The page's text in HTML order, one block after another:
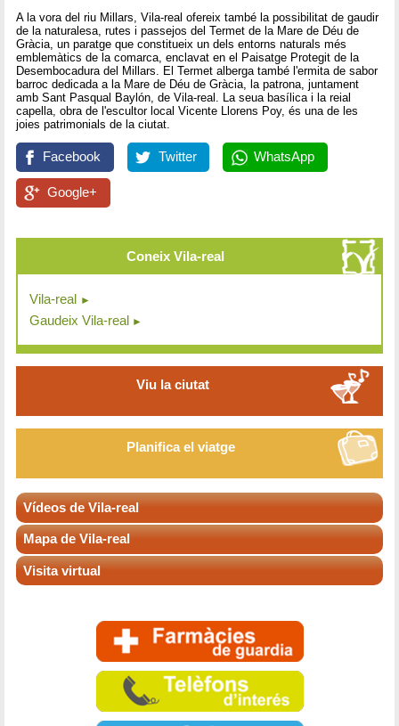
A la vora del riu Millars, Vila-real ofereix també la possibilitat de gaudir
de la naturalesa, rutes i passejos del Termet de la Mare de Déu de
Gràcia, un paratge que constitueix un dels entorns naturals més
emblemàtics de la comarca, enclavat en el Paisatge Protegit de la
Desembocadura del Millars. El Termet alberga també l'ermita de sabor
barroc dedicada a la Mare de Déu de Gràcia, la patrona, juntament
amb Sant Pasqual Baylón, de Vila-real. La seua basílica i la reial
capella, obra de l'escultor local Vicente Llorens Poy, és una de les
joies patrimonials de la ciutat.
Facebook Twitter WhatsApp
Google+
Coneix Vila-real
Vila-real
Gaudeix Vila-real
Viu la ciutat
Planifica el viatge
Vídeos de Vila-real
Mapa de Vila-real
Visita virtual